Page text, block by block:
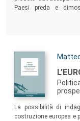
Paesi preda e
“facce della stessa
Autori:
Titolo:
Sommario:
La possibilità di
costruzione europea e